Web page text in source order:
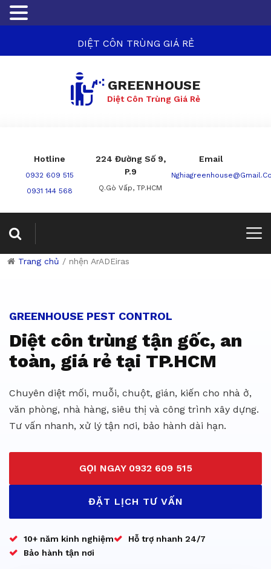
DIỆT CÔN TRÙNG GIÁ RẺ
GREENHOUSE
Diệt Côn Trùng Giá Rẻ
Hotline
0932 609 515
0931 144 568
224 Đường Số 9,
P.9
Q.Gò Vấp, TP.HCM
Email
Trang chủ / nhện ArADEiras
GREENHOUSE PEST CONTROL
Diệt côn trùng tận gốc, an
toàn, giá rẻ tại TP.HCM
Chuyên diệt mối, muỗi, chuột, gián, kiến cho nhà ở,
văn phòng, nhà hàng, siêu thị và công trình xây dựng.
Tư vấn nhanh, xử lý tận nơi, bảo hành dài hạn.
GỌI NGAY 0932 609 515
ĐẶT LỊCH TƯ VẤN
10+ năm kinh nghiệm
Hỗ trợ nhanh 24/7
Bảo hành tận nơi